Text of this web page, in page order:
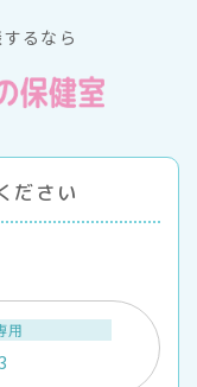
るなら
ださい
用